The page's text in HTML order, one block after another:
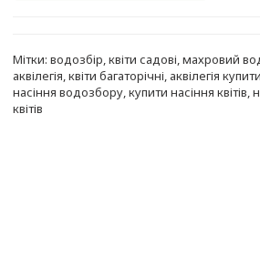
Мітки: водозбір,квіти садові,махровий
аквілегія,квіти багаторічні, аквілегія купити
насіння водозбору,купити насіння квітів,
квітів